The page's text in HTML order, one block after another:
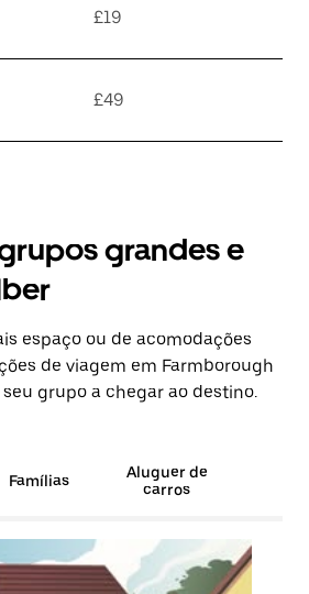
£19
£49
grandes e
espaço ou de acomodações
de viagem em Farmborough
grupo a chegar ao destino.
Famílias
Aluguer de
carros